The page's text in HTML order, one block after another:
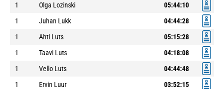
1
Olga Lozinski
05:44:10
1
Juhan Lukk
04:44:28
1
Ahti Luts
05:15:28
1
Taavi Luts
04:18:08
1
Vello Luts
04:44:48
1
Ervin Luur
03:52:15